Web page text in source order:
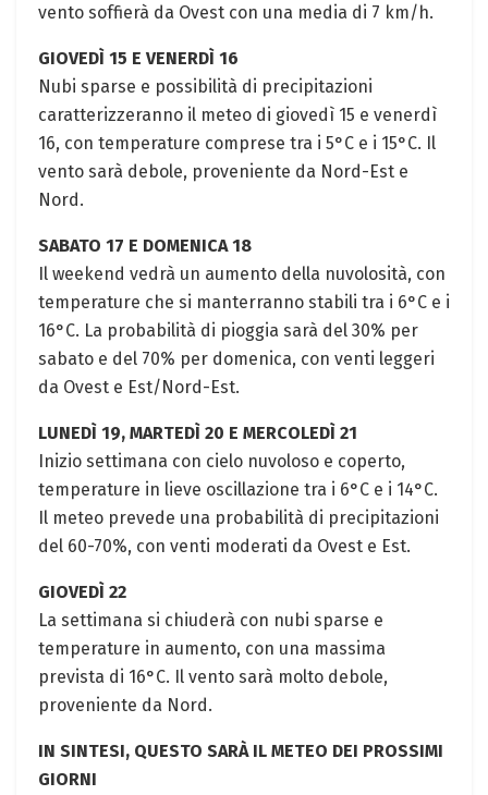
vento soffierà da Ovest con una media di 7 km/h.
GIOVEDÌ 15 E VENERDÌ 16
Nubi sparse e possibilità di precipitazioni
caratterizzeranno il meteo di giovedì 15 e venerdì
16, con temperature comprese tra i 5°C e i 15°C. Il
vento sarà debole, proveniente da Nord-Est e
Nord.
SABATO 17 E DOMENICA 18
Il weekend vedrà un aumento della nuvolosità, con
temperature che si manterranno stabili tra i 6°C e i
16°C. La probabilità di pioggia sarà del 30% per
sabato e del 70% per domenica, con venti leggeri
da Ovest e Est/Nord-Est.
LUNEDÌ 19, MARTEDÌ 20 E MERCOLEDÌ 21
Inizio settimana con cielo nuvoloso e coperto,
temperature in lieve oscillazione tra i 6°C e i 14°C.
Il meteo prevede una probabilità di precipitazioni
del 60-70%, con venti moderati da Ovest e Est.
GIOVEDÌ 22
La settimana si chiuderà con nubi sparse e
temperature in aumento, con una massima
prevista di 16°C. Il vento sarà molto debole,
proveniente da Nord.
IN SINTESI, QUESTO SARÀ IL METEO DEI PROSSIMI
GIORNI